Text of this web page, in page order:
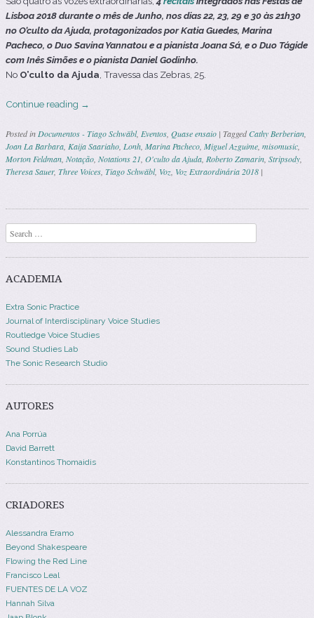
Lisboa 2018 durante o mês de Junho, nos dias 22, 23, 29 e 30 às 21h30
no O’culto da Ajuda, protagonizados por Katia Guedes, Marina
Pacheco, o Duo Savina Yannatou e a pianista Joana Sá, e o Duo Tágide
com Inês Simões e o pianista Daniel Godinho.
No O’culto da Ajuda, Travessa das Zebras, 25.
Continue reading →
Posted in Documentos - Tiago Schwäbl, Eventos Quase ensaio | TaggedCathy Berberian
Joan La Barbara Kaija Saariaho Lonh Marina Pacheco Miguel Azguime misomusic
Morton Feldman Notação Notations 21 O'culto da Ajuda Roberto Zamarin Stripsody
Theresa Sauer, Three Voices Tiago Schwäbl, Voz Voz Extraordinária 2018 |
Post navigation
Search
ACADEMIA
Extra Sonic Practice
Journal of Interdisciplinary Voice Studies
Routledge Voice Studies
Sound Studies Lab
The Sonic Research Studio
AUTORES
Ana Porrúa
David Barrett
Konstantinos Thomaidis
CRIADORES
Alessandra Eramo
Beyond Shakespeare
Flowing the Red Line
Francisco Leal
FUENTES DE LA VOZ
Hannah Silva